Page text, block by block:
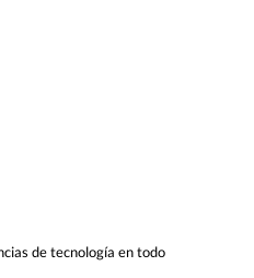
de tecnología en todo